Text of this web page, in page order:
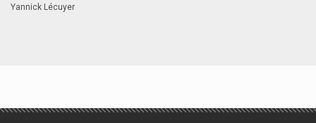
Yannick Lécuyer